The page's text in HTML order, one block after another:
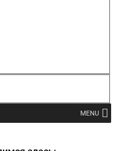
MENU